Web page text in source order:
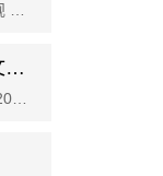
最高人民检察院就十大法律监督案例采访张立文律师